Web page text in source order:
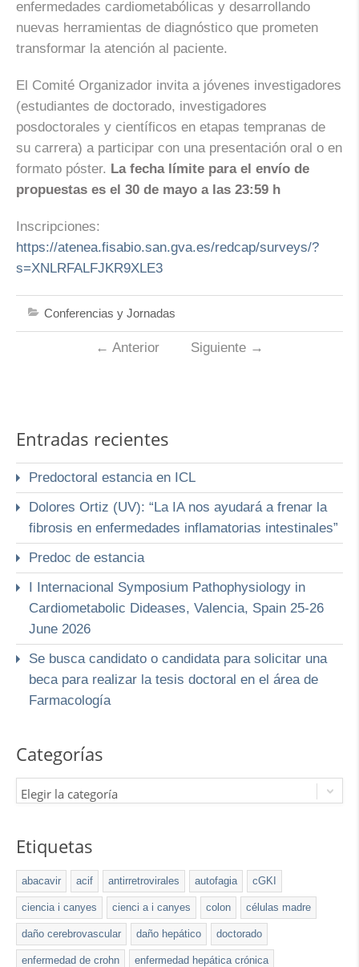
enfermedades cardiometabólicas y desarrollando
nuevas herramientas de diagnóstico que prometen
transformar la atención al paciente.
El Comité Organizador invita a jóvenes investigadores
(estudiantes de doctorado, investigadores
posdoctorales y científicos en etapas tempranas de
su carrera) a participar con una presentación oral o en
formato póster. La fecha límite para el envío de
propuestas es el 30 de mayo a las 23:59 h
Inscripciones:
https://atenea.fisabio.san.gva.es/redcap/surveys/?
s=XNLRFALFJKR9XLE3
Conferencias y Jornadas
← Anterior Siguiente →
Entradas recientes
Predoctoral estancia en ICL
Dolores Ortiz (UV): “La IA nos ayudará a frenar la
fibrosis en enfermedades inflamatorias intestinales”
Predoc de estancia
I Internacional Symposium Pathophysiology in
Cardiometabolic Dideases, Valencia, Spain 25-26
June 2026
Se busca candidato o candidata para solicitar una
beca para realizar la tesis doctoral en el área de
Farmacología
Categorías
Elegir la categoría
Etiquetas
abacavir acif antirretrovirales autofagia cGKI
ciencia i canyes cienci a i canyes colon células madre
daño cerebrovascular daño hepático doctorado
enfermedad de crohn enfermedad hepática crónica